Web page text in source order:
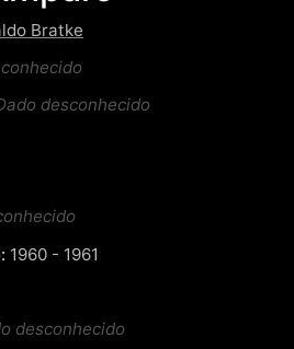
Bratke
desconhecido
1960 - 1961
desconhecido